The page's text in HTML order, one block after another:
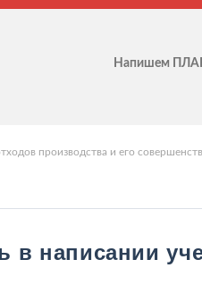
Напишем
производства и его
в написании